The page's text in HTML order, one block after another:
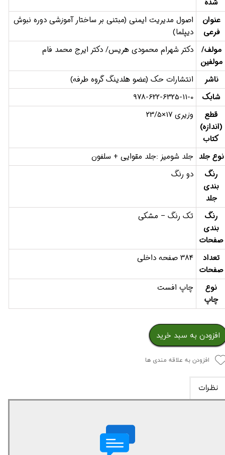
شده
عنوان
فرعی
اصول مدیریت ایمنی (مبتنی بر ساختار آموزشی دوره نبوش
دیپلما)
مولف/
مولفین
دکتر شهرام محمودی هریس/ دکتر ایرج محمد فام
ناشر
انتشارات حک (عضو هلدینگ گروه طرفه)
شابک
978-622-6325-11-0
قطع
(اندازه)
کتاب
وزیری 17×23/5
نوع جلد جلد شومیز :جلد مقوایی + سلفون
رنگ
بندی
جلد
دو رنگ
رنگ
بندی
صفحات
تک رنگ – مشکی
تعداد
صفحات
384 صفحه داخلی
نوع
چاپ
چاپ افست
افزودن به سبد خرید
افزودن به علاقه مندی ها
نظرات